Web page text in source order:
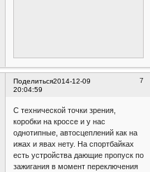
Поделиться 7
2014-12-09
20:04:59
С технической точки зрения,
коробки на кроссе и у нас
однотипные, автосцеплений как на
ижах и явах нету. На спортбайках
есть устройства дающие пропуск по
зажигания в момент переключения